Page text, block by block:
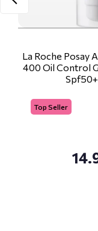
La Roche Posay
400 Oil Control
Top Seller